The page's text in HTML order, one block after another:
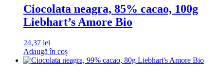
Ciocolata neagra, 85% cacao, 100g
Liebhart’s Amore Bio
24,37 lei
Adaugă în coș